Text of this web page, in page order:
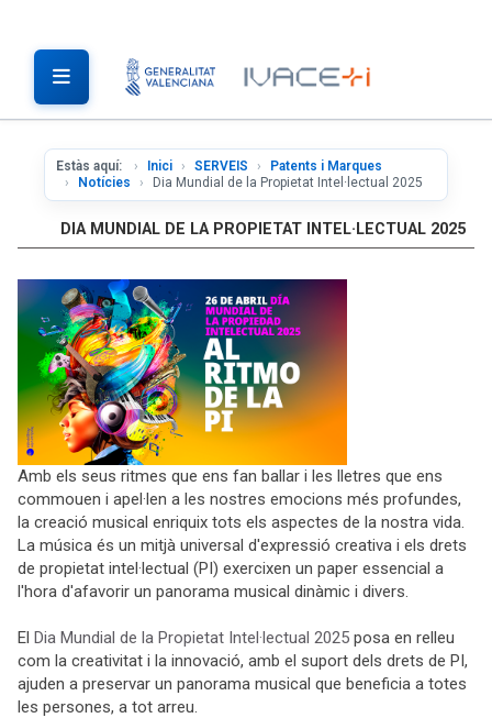
Estàs aquí: Inici SERVEIS
Patents i Marques
Notícies
Dia Mundial de la Propietat Intel·lectual 2025
DIA MUNDIAL DE LA PROPIETAT INTEL·LECTUAL 2025
Amb els seus ritmes que ens fan ballar i les lletres que ens
commouen i apel·len a les nostres emocions més profundes,
la creació musical enriquix tots els aspectes de la nostra vida.
La música és un mitjà universal d'expressió creativa i els drets
de propietat intel·lectual (PI) exercixen un paper essencial a
l'hora d'afavorir un panorama musical dinàmic i divers.
El Dia Mundial de la Propietat Intel·lectual 2025 posa en relleu
com la creativitat i la innovació, amb el suport dels drets de PI,
ajuden a preservar un panorama musical que beneficia a totes
les persones, a tot arreu.